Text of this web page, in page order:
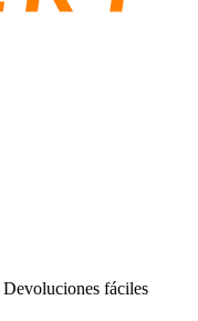
Devoluciones fáciles